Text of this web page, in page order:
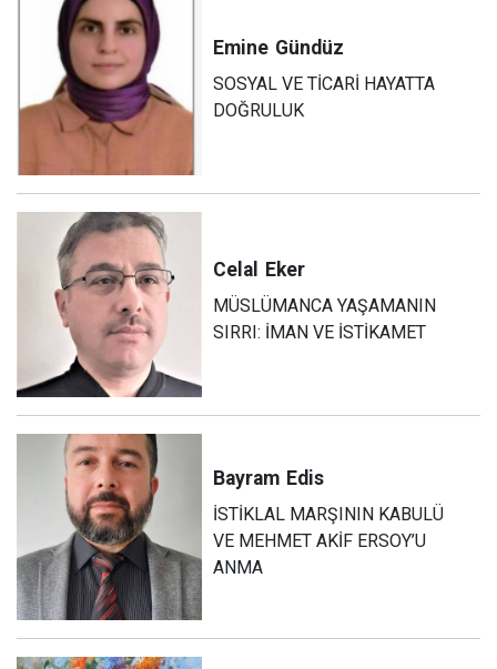
Emine Gündüz
SOSYAL VE TİCARİ HAYATTA
DOĞRULUK
Celal Eker
MÜSLÜMANCA YAŞAMANIN
SIRRI: İMAN VE İSTİKAMET
Bayram Edis
İSTİKLAL MARŞININ KABULÜ
VE MEHMET AKİF ERSOY’U
ANMA